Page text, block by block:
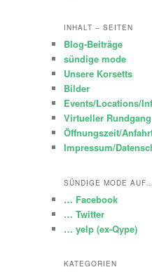
INHALT – SEITEN
Blog-Beiträge
sündige mode
Unsere Korsetts
Bilder
Events/Locations/
Virtueller Rundgang
Öffnungszeit/
Impressum/
SÜNDIGE MODE AUF…
… Facebook
… Twitter
… yelp (ex-Qype)
KATEGORIEN